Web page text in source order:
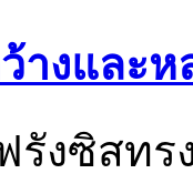
างและ
งซิสทร